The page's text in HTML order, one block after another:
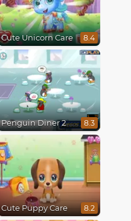
Cute Unicorn Care 8.4
Penguin Diner 2 8.3
Cute Puppy Care 8.2